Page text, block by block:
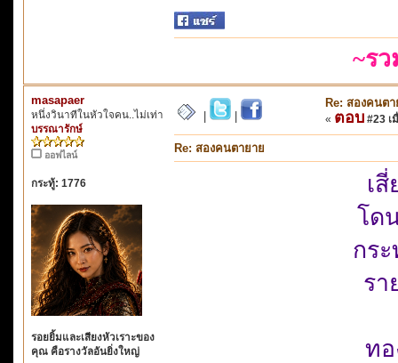
~ร
masapaer
หนึ่งวินาทีในหัวใจคน..ไม่เท่า
บรรณารักษ์
ออฟไลน์
กระทู้: 1776
รอยยิ้มและเสียงหัวเราะของ
คุณ คือรางวัลอันยิ่งใหญ่
Re: สองคนต
« ตอบ #23 เ
Re: สองคนตายาย
เ
โด
กร
รา
ท